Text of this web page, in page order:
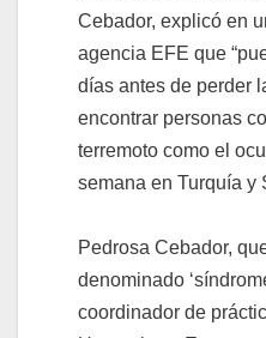
Cebador, explicó en
agencia EFE que
días antes de perder
encontrar personas
terremoto como el
semana en Turquía y
Pedrosa Cebador,
denominado
coordinador de